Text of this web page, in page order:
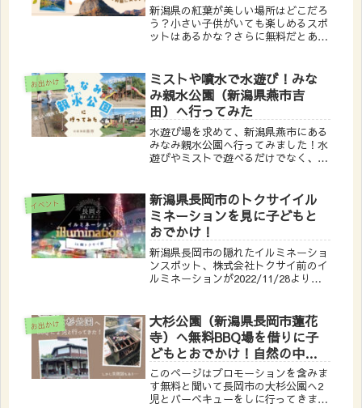
新潟県の紅葉が美しい場所はどこだろ
う？小さい子供がいても楽しめるスポ
ットはあるかな？さらに無料だとあり
新潟県の無料で子供と楽しめる紅葉が
美しい公園をご紹介します！おいも子
ど...
お出かけ
ミストや噴水で水遊び！みな
み親水公園（新潟県燕市吉
田）へ行ってみた
水遊び場を求めて、新潟県燕市にある
みなみ親水公園へ行ってみました！水
遊びやミストで遊べるだけでなく、大
には珍しく無料で借りられるベビーカ
ーもあります!おいも最近は水遊び
か、...
イベント
新潟県長岡市のトクサイイル
ミネーションを見に子どもと
おでかけ！
新潟県長岡市の隠れたイルミネーショ
ンスポット、株式会社トクサイ前のイ
ルミネーションが2022/11/28より点
ニオンツールさんのイルミネーション
の近くなので併せて見るのも...
お出かけ
大杉公園（新潟県長岡市蓮花
寺）へ無料BBQ場を借りに子
どもとおでかけ！自然の中で
のびのびキャンプやスポー
ツ！
このページはプロモーションを含みま
す無料と聞いて長岡市の大杉公園へ2
児とバーベキューをしに行ってきまし